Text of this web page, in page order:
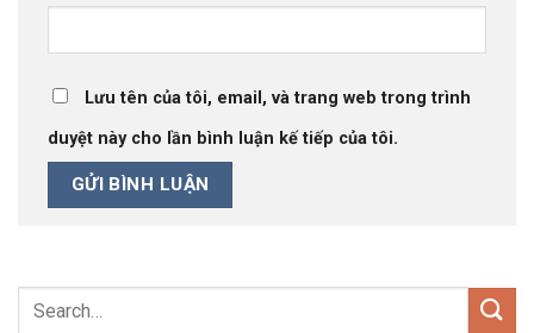
Lưu tên của tôi, email, và trang web trong trình
duyệt này cho lần bình luận kế tiếp của tôi.